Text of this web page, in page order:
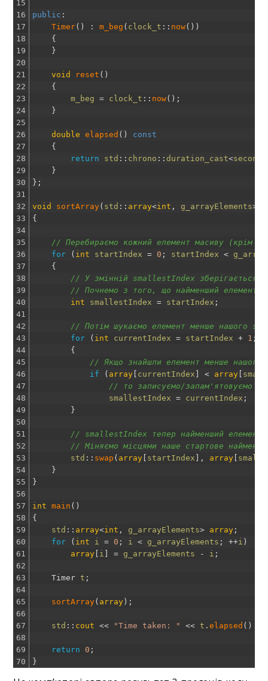
15
16
17
18
19
20
21
22
23
24
25
26
27
28
29
30
31
32
33
34
35
36
37
38
39
40
41
42
43
44
45
46
47
48
49
50
51
52
53
54
55
56
57
58
59
60
61
62
63
64
65
66
67
68
69
70
public :
Timer( ) : m_beg ( clock_t :: now( ) )
{
}
void reset ( )
{
m_beg
= clock_t :: now( ) ;
}
double elapsed ( )
const
{
return
std :: chrono ::duration_cast<
}
} ;
void sortArray( std :: array<int , g_arrayElements>
{
// Перебираємо кожний елемент масиву (крім
for
( int startIndex = 0 ; startIndex <
{
// У змінній smallestIndex зберігається
// Почнемо з того, що найменший елемент
int
smallestIndex = startIndex ;
// Потім шукаємо елемент менше нашого
for
( int currentIndex = startIndex + 1 ;
{
// Якщо знайшли елемент менше нашого
if
( array currentIndex < array
// то записуємо/запам'ятовуємо
smallestIndex
= currentIndex ;
}
// smallestIndex тепер найменший елемент
// Міняємо місцями наше стартове
std :: swap ( array startIndex , array
}
}
int main ( )
{
std :: array<int , g_arrayElements> array ;
for
( int i = 0 ; i < g_arrayElements ; ++i )
array i = g_arrayElements - i ;
Timer t ;
sortArray( array ) ;
std :: cout << "Time taken: " << t .elapsed ( )
return 0 ;
}